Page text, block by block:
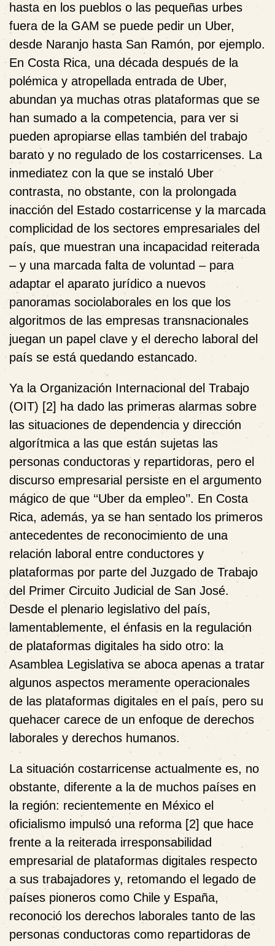
hasta en los pueblos o las pequeñas urbes
fuera de la GAM se puede pedir un Uber,
desde Naranjo hasta San Ramón, por ejemplo.
En Costa Rica, una década después de la
polémica y atropellada entrada de Uber,
abundan ya muchas otras plataformas que se
han sumado a la competencia, para ver si
pueden apropiarse ellas también del trabajo
barato y no regulado de los costarricenses. La
inmediatez con la que se instaló Uber
contrasta, no obstante, con la prolongada
inacción del Estado costarricense y la marcada
complicidad de los sectores empresariales del
país, que muestran una incapacidad reiterada
– y una marcada falta de voluntad – para
adaptar el aparato jurídico a nuevos
panoramas sociolaborales en los que los
algoritmos de las empresas transnacionales
juegan un papel clave y el derecho laboral del
país se está quedando estancado.
Ya la Organización Internacional del Trabajo
(OIT) [2] ha dado las primeras alarmas sobre
las situaciones de dependencia y dirección
algorítmica a las que están sujetas las
personas conductoras y repartidoras, pero el
discurso empresarial persiste en el argumento
mágico de que ‘‘Uber da empleo’’. En Costa
Rica, además, ya se han sentado los primeros
antecedentes de reconocimiento de una
relación laboral entre conductores y
plataformas por parte del Juzgado de Trabajo
del Primer Circuito Judicial de San José.
Desde el plenario legislativo del país,
lamentablemente, el énfasis en la regulación
de plataformas digitales ha sido otro: la
Asamblea Legislativa se aboca apenas a tratar
algunos aspectos meramente operacionales
de las plataformas digitales en el país, pero su
quehacer carece de un enfoque de derechos
laborales y derechos humanos.
La situación costarricense actualmente es, no
obstante, diferente a la de muchos países en
la región: recientemente en México el
oficialismo impulsó una reforma [2] que hace
frente a la reiterada irresponsabilidad
empresarial de plataformas digitales respecto
a sus trabajadores y, retomando el legado de
países pioneros como Chile y España,
reconoció los derechos laborales tanto de las
personas conductoras como repartidoras de